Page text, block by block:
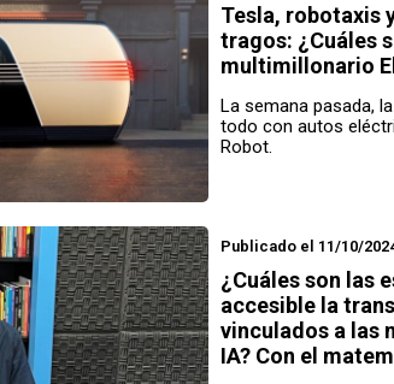
Tesla, robotaxis
tragos: ¿Cuáles
multimillonario
La semana pasada,
todo con autos
Robot.
Publicado el 11/10/
¿Cuáles son las
accesible la
vinculados a las
IA? Con el